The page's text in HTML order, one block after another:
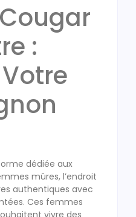
:
dédiée aux
mûres, l’endroit
authentiques avec
Ces femmes